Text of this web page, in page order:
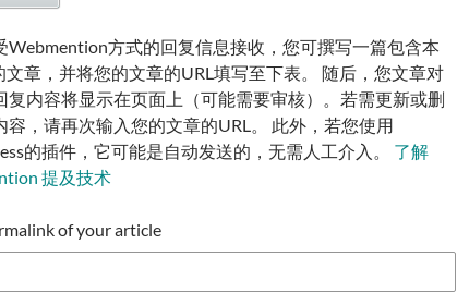
Webmention方式的回复信息接收，您可撰写一篇包含本
文章，并将您的文章的URL填写至下表。 随后，您文章对
复内容将显示在页面上（可能需要审核）。若需更新或删
容，请再次输入您的文章的URL。 此外，若您使用
的插件，它可能是自动发送的，无需人工介入。 了解
提及技术
of your article